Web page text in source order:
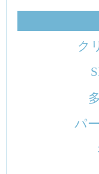
ク
パ